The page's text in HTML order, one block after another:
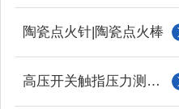
陶瓷点火针|陶瓷点火棒
高压开关触指压力测试仪